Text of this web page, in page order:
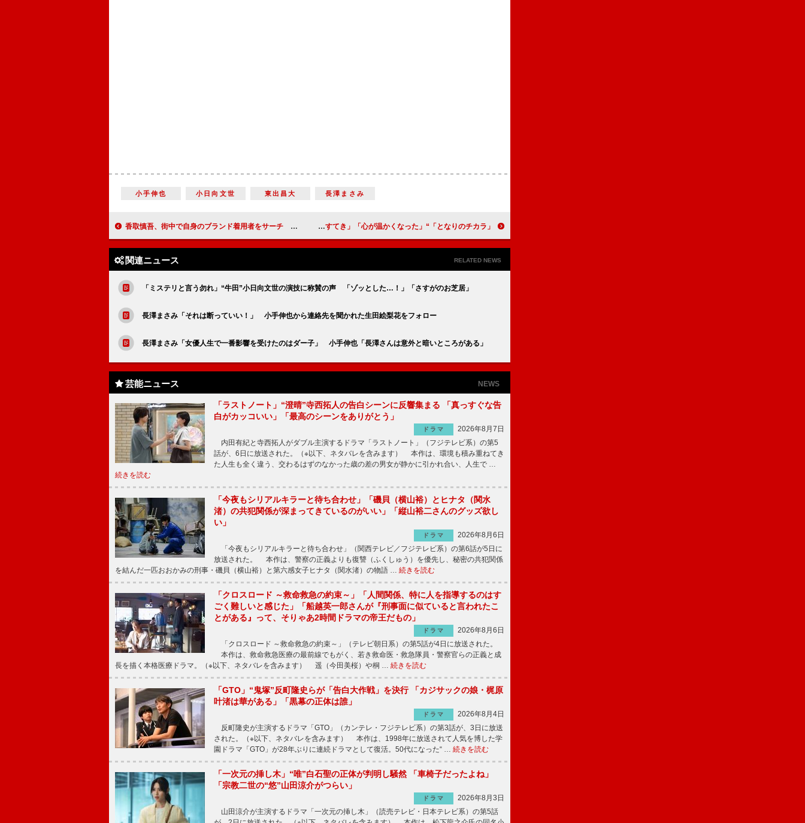
小手伸也 小日向文世 東出昌大 長澤まさみ
香取慎吾、街中で自身のブランド着用者をサーチ 「バッタリ会ったら停車して一緒に写真を撮りたい」 「となりのチカラ」“チカラ”松本潤の「同じ世界に生きている」発言が話題に 「すごくすてき」「心が温かくなった」
関連ニュース RELATED NEWS
「ミステリと言う勿れ」“牛田”小日向文世の演技に称賛の声 「ゾッとした…！」「さすがのお芝居」
長澤まさみ「それは断っていい！」 小手伸也から連絡先を聞かれた生田絵梨花をフォロー
長澤まさみ「女優人生で一番影響を受けたのはダー子」 小手伸也「長澤さんは意外と暗いところがある」
芸能ニュース NEWS
「ラストノート」“澄晴”寺西拓人の告白シーンに反響集まる 「真っすぐな告
白がカッコいい」「最高のシーンをありがとう」
ドラマ
2026年8月7日
内田有紀と寺西拓人がダブル主演するドラマ「ラストノート」（フジテレビ系）の第5
話が、6日に放送された。（※以下、ネタバレを含みます） 本作は、環境も積み重ねてき
た人生も全く違う、交わるはずのなかった歳の差の男女が静かに引かれ合い、人生で …
続きを読む
「今夜もシリアルキラーと待ち合わせ」「磯貝（横山裕）とヒナタ（関水
渚）の共犯関係が深まってきているのがいい」「縦山裕二さんのグッズ欲し
い」
ドラマ
2026年8月6日
「今夜もシリアルキラーと待ち合わせ」（関西テレビ／フジテレビ系）の第6話が5日に
放送された。 本作は、警察の正義よりも復讐（ふくしゅう）を優先し、秘密の共犯関係
を結んだ一匹おおかみの刑事・磯貝（横山裕）と第六感女子ヒナタ（関水渚）の物語 … 続きを読む
「クロスロード ～救命救急の約束～」「人間関係、特に人を指導するのはす
ごく難しいと感じた」「船越英一郎さんが『刑事面に似ていると言われたこ
とがある』って、そりゃあ2時間ドラマの帝王だもの」
ドラマ
2026年8月6日
「クロスロード ～救命救急の約束～」（テレビ朝日系）の第5話が4日に放送された。
本作は、救命救急医療の最前線でもがく、若き救命医・救急隊員・警察官らの正義と成
長を描く本格医療ドラマ。（※以下、ネタバレを含みます） 遥（今田美桜）や桐 … 続きを読む
「GTO」“鬼塚”反町隆史らが「告白大作戦」を決行 「カジサックの娘・梶原
叶渚は華がある」「黒幕の正体は誰」
ドラマ
2026年8月4日
反町隆史が主演するドラマ「GTO」（カンテレ・フジテレビ系）の第3話が、3日に放送
された。（※以下、ネタバレを含みます） 本作は、1998年に放送されて人気を博した学
園ドラマ「GTO」が28年ぶりに連続ドラマとして復活。50代になった“ … 続きを読む
「一次元の挿し木」“唯”白石聖の正体が判明し騒然 「車椅子だったよね」
「宗教二世の“悠”山田涼介がつらい」
ドラマ
2026年8月3日
山田涼介が主演するドラマ「一次元の挿し木」（読売テレビ・日本テレビ系）の第5話